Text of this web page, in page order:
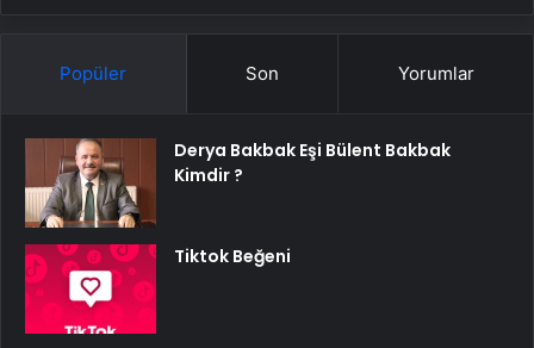
Popüler Son Yorumlar
Derya Bakbak Eşi Bülent Bakbak
Kimdir ?
Tiktok Beğeni